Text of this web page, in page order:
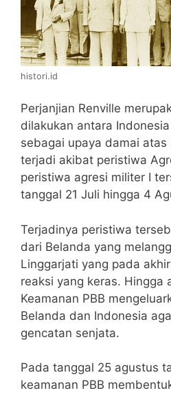
histori.id
Perjanjian Renville
dilakukan antara
sebagai upaya damai atas
terjadi akibat peristiwa
peristiwa agresi militer I
tanggal 21 Juli hingga 4
Terjadinya peristiwa
dari Belanda yang
Linggarjati yang pada
reaksi yang keras. Hingga
Keamanan PBB
Belanda dan Indonesia
gencatan senjata.
Pada tanggal 25 agustus
keamanan PBB